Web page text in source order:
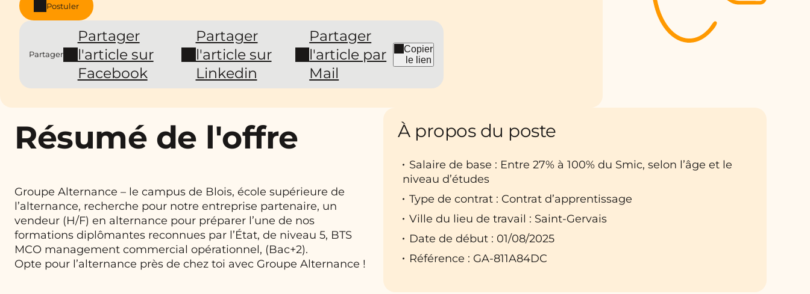
Postuler
Partager
Partager
l'article sur
Facebook
Partager
l'article sur
Linkedin
Partager
l'article par
Mail
Copier
le lien
Résumé de l'offre
Groupe Alternance – le campus de Blois, école supérieure de
l’alternance, recherche pour notre entreprise partenaire, un
vendeur (H/F) en alternance pour préparer l’une de nos
formations diplômantes reconnues par l’État, de niveau 5, BTS
MCO management commercial opérationnel, (Bac+2).
Opte pour l’alternance près de chez toi avec Groupe Alternance !
À propos du poste
Salaire de base : Entre 27% à 100% du Smic, selon l’âge et le
niveau d’études
Type de contrat : Contrat d’apprentissage
Ville du lieu de travail : Saint-Gervais
Date de début : 01/08/2025
Référence : GA-811A84DC